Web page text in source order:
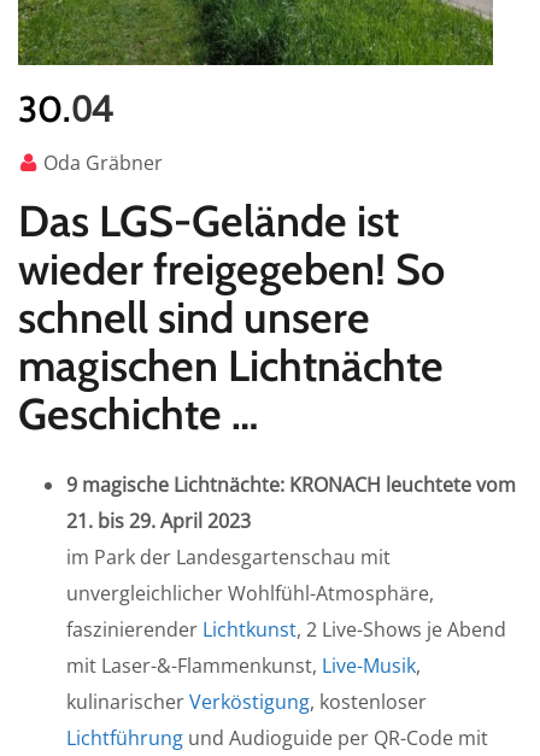
30.04
Oda Gräbner
Das LGS-Gelände ist
wieder freigegeben! So
schnell sind unsere
magischen Lichtnächte
Geschichte …
9 magische Lichtnächte: KRONACH leuchtete vom
21. bis 29. April 2023
im Park der Landesgartenschau mit
unvergleichlicher Wohlfühl-Atmosphäre,
faszinierender Lichtkunst, 2 Live-Shows je Abend
mit Laser-&-Flammenkunst, Live-Musik,
kulinarischerVerköstigung, kostenloser
Lichtführung und Audioguide per QR-Code mit